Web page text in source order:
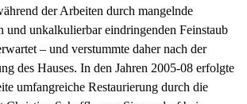
der Arbeiten durch mangelnde
unkalkulierbar eindringenden Feinstaub
– und verstummte daher nach der
des Hauses. In den Jahren 2005-08 erfolgte
umfangreiche Restaurierung durch die